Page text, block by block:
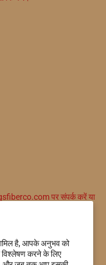
है, आपके अनुभव को
विश्लेषण करने के लिए
पर संपर्क करें या
आपके इनबॉक्स में.